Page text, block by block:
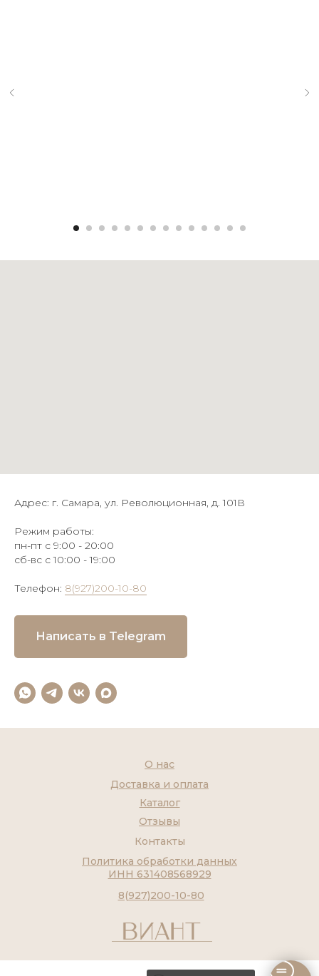
Адрес: г. Самара, ул. Революционная, д. 101В
Режим работы:
пн-пт с 9:00 - 20:00
сб-вс с 10:00 - 19:00
Телефон: 8(927)200-10-80
Написать в Telegram
Контакты
8(927)200-10-80
Каталог
О нас
Доставка и оплата
Отзывы
Политика обработки данных
ИНН 631408568929